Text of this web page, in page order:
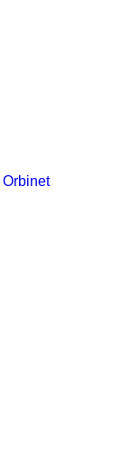
Orbinet